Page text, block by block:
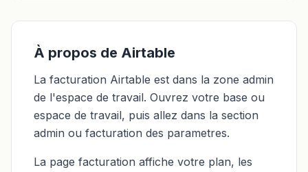
À propos de Airtable
La facturation Airtable est dans la zone admin
de l'espace de travail. Ouvrez votre base ou
espace de travail, puis allez dans la section
admin ou facturation des parametres.
La page facturation affiche votre plan, les